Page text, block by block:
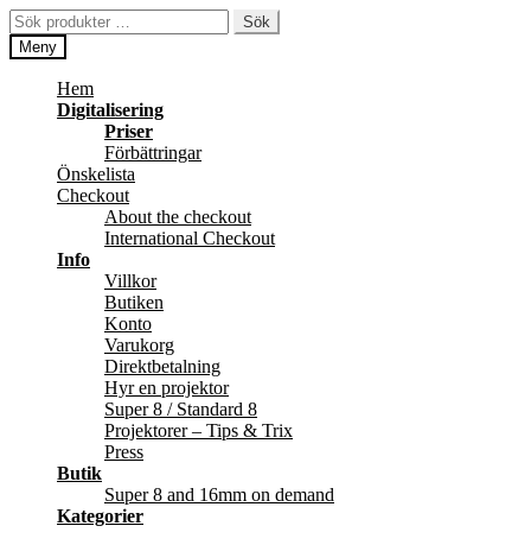
Hoppa
till
navigering
Hoppa
till
innehåll
Sök
efter:
Sök
Meny
Hem
Digitalisering
Priser
Förbättringar
Önskelista
Checkout
About the checkout
International Checkout
Info
Villkor
Butiken
Konto
Varukorg
Direktbetalning
Hyr en projektor
Super 8 / Standard 8
Projektorer – Tips & Trix
Press
Butik
Super 8 and 16mm on demand
Kategorier